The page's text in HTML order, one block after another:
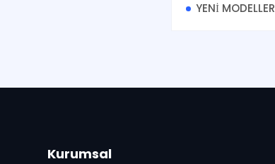
YENİ MODELLER
Kurumsal